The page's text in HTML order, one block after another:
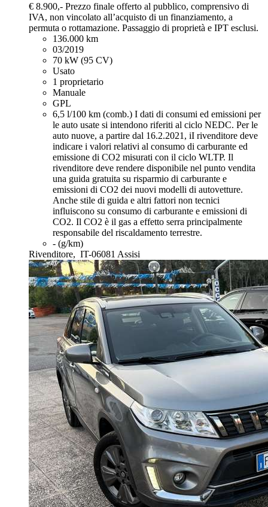
€ 8.900,- Prezzo finale offerto al pubblico, comprensivo di
IVA, non vincolato all’acquisto di un finanziamento, a
permuta o rottamazione. Passaggio di proprietà e IPT esclusi.
136.000 km
03/2019
70 kW (95 CV)
Usato
1 proprietario
Manuale
GPL
6,5 l/100 km (comb.) I dati di consumi ed emissioni per
le auto usate si intendono riferiti al ciclo NEDC. Per le
auto nuove, a partire dal 16.2.2021, iI rivenditore deve
indicare i valori relativi al consumo di carburante ed
emissione di CO2 misurati con il ciclo WLTP. Il
rivenditore deve rendere disponibile nel punto vendita
una guida gratuita su risparmio di carburante e
emissioni di CO2 dei nuovi modelli di autovetture.
Anche stile di guida e altri fattori non tecnici
influiscono su consumo di carburante e emissioni di
CO2. Il CO2 è il gas a effetto serra principalmente
responsabile del riscaldamento terrestre.
- (g/km)
Rivenditore, IT-06081 Assisi